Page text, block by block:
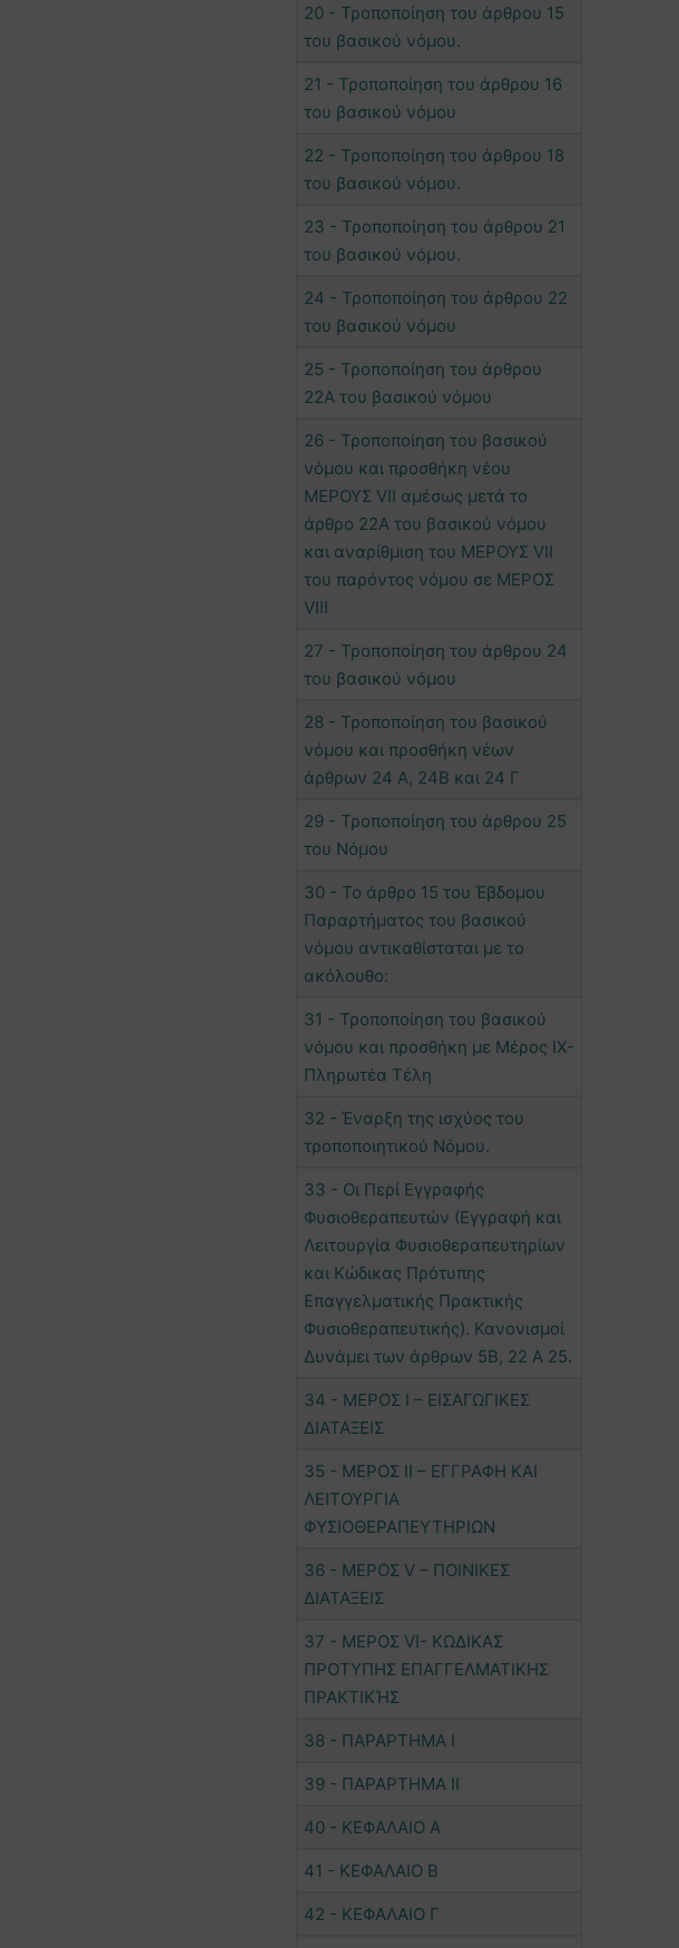
20 - Τροποποίηση του άρθρου 15
του βασικού νόμου.
21 - Τροποποίηση του άρθρου 16
του βασικού νόμου
22 - Τροποποίηση του άρθρου 18
του βασικού νόμου.
23 - Τροποποίηση του άρθρου 21
του βασικού νόμου.
24 - Τροποποίηση του άρθρου 22
του βασικού νόμου
25 - Τροποποίηση του άρθρου
22Α του βασικού νόμου
26 - Τροποποίηση του βασικού
νόμου και προσθήκη νέου
ΜΕΡΟΥΣ VII αμέσως μετά το
άρθρο 22Α του βασικού νόμου
και αναρίθμιση του ΜΕΡΟΥΣ VII
του παρόντος νόμου σε ΜΕΡΟΣ
VIII
27 - Τροποποίηση του άρθρου 24
του βασικού νόμου
28 - Τροποποίηση του βασικού
νόμου και προσθήκη νέων
άρθρων 24 Α, 24Β και 24 Γ
29 - Τροποποίηση του άρθρου 25
του Νόμου
30 - Το άρθρο 15 του Έβδομου
Παραρτήματος του βασικού
νόμου αντικαθίσταται με το
ακόλουθο:
31 - Τροποποίηση του βασικού
νόμου και προσθήκη με Μέρος IX-
Πληρωτέα Τέλη
32 - Έναρξη της ισχύος του
τροποποιητικού Νόμου.
33 - Οι Περί Εγγραφής
Φυσιοθεραπευτών (Εγγραφή και
Λειτουργία Φυσιοθεραπευτηρίων
και Κώδικας Πρότυπης
Επαγγελματικής Πρακτικής
Φυσιοθεραπευτικής). Κανονισμοί
Δυνάμει των άρθρων 5Β, 22 Α 25.
34 - ΜΕΡΟΣ Ι – ΕΙΣΑΓΩΓΙΚΕΣ
ΔΙΑΤΑΞΕΙΣ
35 - ΜΕΡΟΣ ΙΙ – ΕΓΓΡΑΦΗ ΚΑΙ
ΛΕΙΤΟΥΡΓΙΑ
ΦΥΣΙΟΘΕΡΑΠΕΥΤΗΡΙΩΝ
36 - ΜΕΡΟΣ V – ΠΟΙΝΙΚΕΣ
ΔΙΑΤΑΞΕΙΣ
37 - ΜΕΡΟΣ VI- ΚΩΔΙΚΑΣ
ΠΡΟΤΥΠΗΣ ΕΠΑΓΓΕΛΜΑΤΙΚΗΣ
ΠΡΑΚΤΙΚΉΣ
38 - ΠΑΡΑΡΤΗΜΑ Ι
39 - ΠΑΡΑΡΤΗΜΑ ΙΙ
40 - ΚΕΦΑΛΑΙΟ Α
41 - ΚΕΦΑΛΑΙΟ Β
42 - ΚΕΦΑΛΑΙΟ Γ